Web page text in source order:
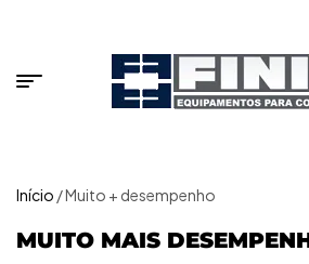
Início / Muito + desempenho
MUITO MAIS